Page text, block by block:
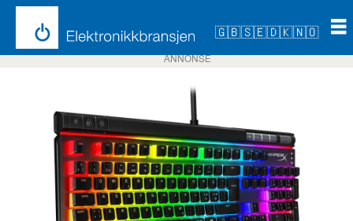
🇬🇧🇸🇪🇩🇰🇳🇴
ANNONSE